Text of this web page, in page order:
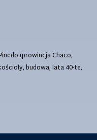
(prowincja Chaco,
budowa, lata 40-te,